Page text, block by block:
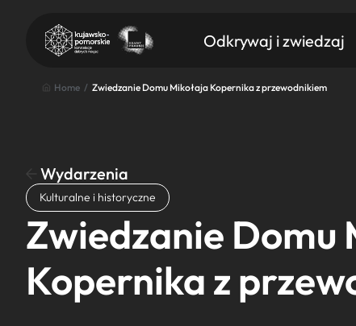
Odkrywaj i zwiedzaj
Znajdź atrakcję
Nazwa atrakcji
Home / Zwiedzanie Domu Mikołaja Kopernika z przewodnikiem
Wydarzenia
Kulturalne i historyczne
Zwiedzanie Domu
Kopernika z